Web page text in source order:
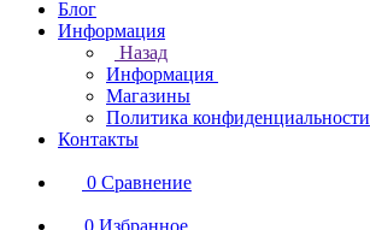
Блог
Информация
Назад
Информация
Магазины
Политика конфиденциальности
Контакты
0 Сравнение
0 Избранное